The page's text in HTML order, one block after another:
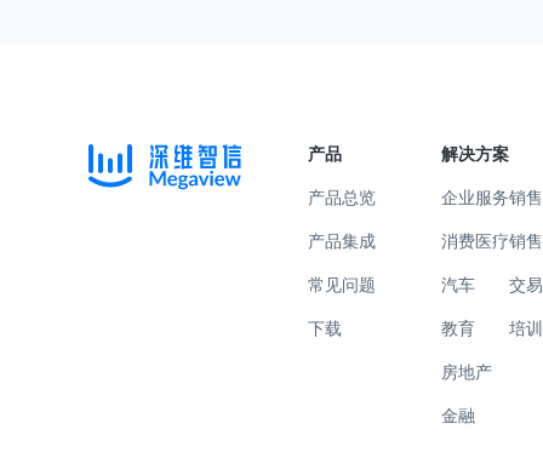
产品
产品总览
产品集成
常见问题
下载
解决方案
企业服务
消费医疗
汽车
教育
房地产
金融
销
销
交
培